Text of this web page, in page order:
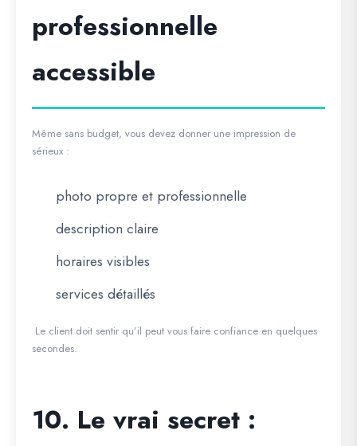
professionnelle
accessible
Même sans budget, vous devez donner une impression de
sérieux :
photo propre et professionnelle
description claire
horaires visibles
services détaillés
Le client doit sentir qu’il peut vous faire confiance en quelques
secondes.
10. Le vrai secret :